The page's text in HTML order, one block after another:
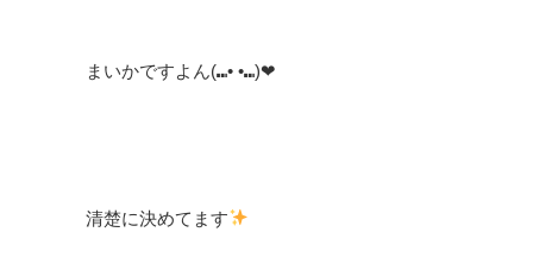
まいかですよん(⑉• •⑉)❤︎
清楚に決めてます